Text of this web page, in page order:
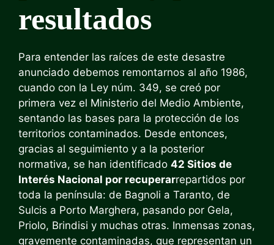
resultados
Para entender las raíces de este desastre
anunciado debemos remontarnos al año 1986,
cuando con la Ley núm. 349, se creó por
primera vez el Ministerio del Medio Ambiente,
sentando las bases para la protección de los
territorios contaminados. Desde entonces,
gracias al seguimiento y a la posterior
normativa, se han identificado 42 Sitios de
Interés Nacional por recuperarrepartidos por
toda la península: de Bagnoli a Taranto, de
Sulcis a Porto Marghera, pasando por Gela,
Priolo, Brindisi y muchas otras. Inmensas zonas,
gravemente contaminadas, que representan un